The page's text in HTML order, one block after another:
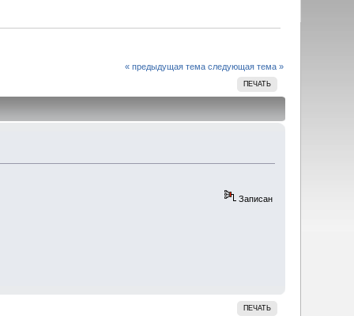
« предыдущая тема следующая тема »
ПЕЧАТЬ
Записан
ПЕЧАТЬ